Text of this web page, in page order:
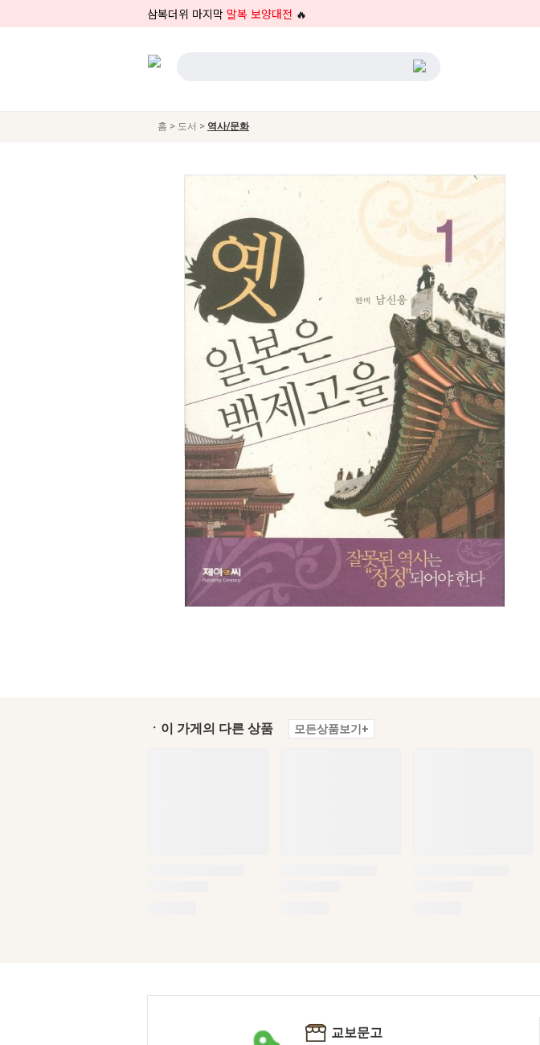
삼복더위 마지막 말복 보양대전 🔥
홈 > 도서 > 역사/문화
ㆍ이 가게의 다른 상품 모든상품보기+
교보문고